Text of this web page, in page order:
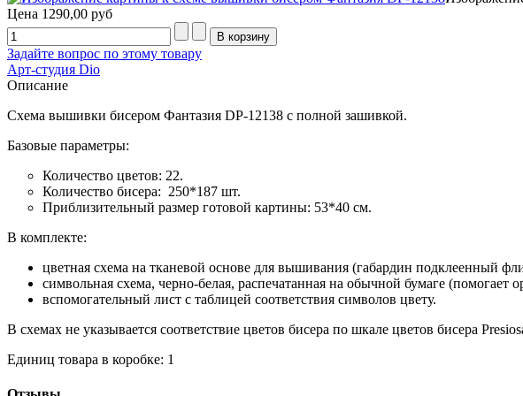
Цена 1290,00 руб
Задайте вопрос по этому товару
Арт-студия Dio
Описание
Схема вышивки бисером Фантазия DP-12138 с полной зашивкой.
Базовые параметры:
Количество цветов: 22.
Количество бисера: 250*187 шт.
Приблизительный размер готовой картины: 53*40 см.
В комплекте:
цветная схема на тканевой основе для вышивания (габардин подклеенный
символьная схема, черно-белая, распечатанная на обычной бумаге
вспомогательный лист с таблицей соответствия символов цвету.
В схемах не указывается соответствие цветов бисера по шкале цветов бисера
Единиц товара в коробке: 1